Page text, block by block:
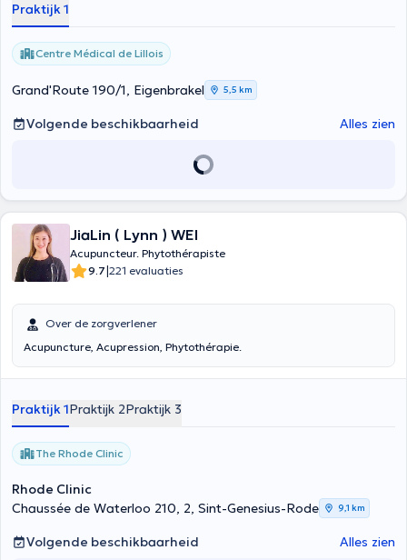
Praktijk 1
Centre Médical de Lillois
Grand'Route 190/1, Eigenbrakel 5,5 km
Volgende beschikbaarheid Alles zien
JiaLin ( Lynn ) WEI
Acupuncteur. Phytothérapiste
9.7|221 evaluaties
Over de zorgverlener
Acupuncture, Acupression, Phytothérapie.
Praktijk 1Praktijk 2Praktijk 3
The Rhode Clinic
Rhode Clinic
Chaussée de Waterloo 210, 2, Sint-Genesius-Rode
9,1 km
Volgende beschikbaarheid Alles zien